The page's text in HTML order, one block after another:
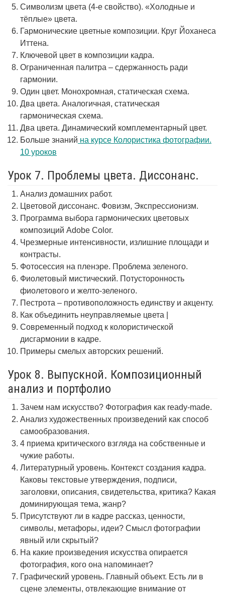
Символизм цвета (4-е свойство). «Холодные и
тёплые» цвета.
Гармонические цветные композиции. Круг Йоханеса
Иттена.
Ключевой цвет в композиции кадра.
Ограниченная палитра – сдержанность ради
гармонии.
Один цвет. Монохромная, статическая схема.
Два цвета. Аналогичная, статическая
гармоническая схема.
Два цвета. Динамический комплементарный цвет.
Больше знаний на курсе Колористика фотографии.
10 уроков
Урок 7. Проблемы цвета. Диссонанс.
Анализ домашних работ.
Цветовой диссонанс. Фовизм, Экспрессионизм.
Программа выбора гармонических цветовых
композиций Adobe Color.
Чрезмерные интенсивности, излишние площади и
контрасты.
Фотосессия на пленэре. Проблема зеленого.
Фиолетовый мистический. Потусторонность
фиолетового и желто-зеленого.
Пестрота – противоположность единству и акценту.
Как объединить неуправляемые цвета |
Современный подход к колористической
дисгармонии в кадре.
Примеры смелых авторских решений.
Урок 8. Выпускной. Композиционный
анализ и портфолио
Зачем нам искусство? Фотография как ready-made.
Анализ художественных произведений как способ
самообразования.
4 приема критического взгляда на собственные и
чужие работы.
Литературный уровень. Контекст создания кадра.
Каковы текстовые утверждения, подписи,
заголовки, описания, свидетельства, критика? Какая
доминирующая тема, жанр?
Присутствуют ли в кадре рассказ, ценности,
символы, метафоры, идеи? Смысл фотографии
явный или скрытый?
На какие произведения искусства опирается
фотография, кого она напоминает?
Графический уровень. Главный объект. Есть ли в
сцене элементы, отвлекающие внимание от